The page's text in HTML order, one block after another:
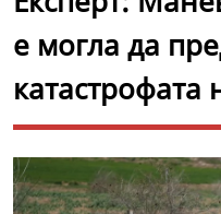
е могла да